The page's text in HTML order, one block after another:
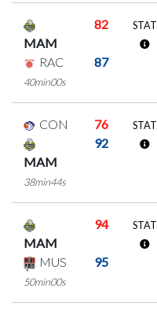
MAM
82
RAC 87
40min00s
STAT
CON 76
MAM
92
38min44s
STAT
MAM
94
MUS 95
50min00s
STAT